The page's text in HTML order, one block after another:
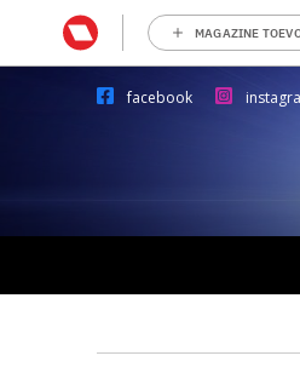
MAGAZINE
facebook